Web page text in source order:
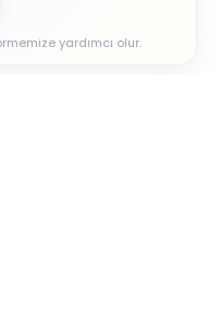
yardımcı olur.